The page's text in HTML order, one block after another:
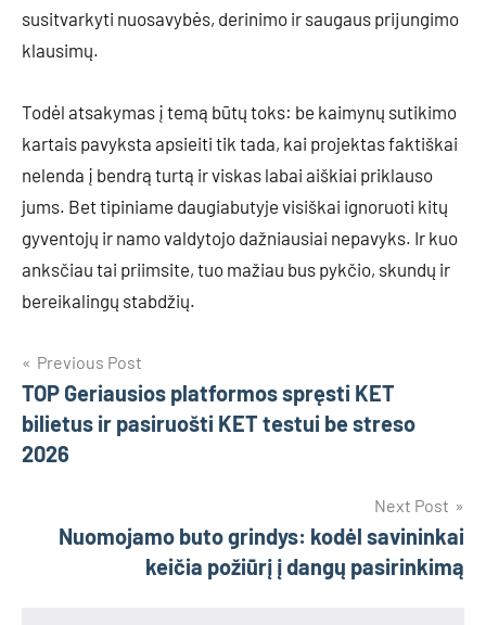
susitvarkyti nuosavybės, derinimo ir saugaus prijungimo
klausimų.
Todėl atsakymas į temą būtų toks: be kaimynų sutikimo
kartais pavyksta apsieiti tik tada, kai projektas faktiškai
nelenda į bendrą turtą ir viskas labai aiškiai priklauso
jums. Bet tipiniame daugiabutyje visiškai ignoruoti kitų
gyventojų ir namo valdytojo dažniausiai nepavyks. Ir kuo
anksčiau tai priimsite, tuo mažiau bus pykčio, skundų ir
bereikalingų stabdžių.
Navigacija
tarp
įrašų
Previous Post
TOP Geriausios platformos spręsti KET
bilietus ir pasiruošti KET testui be streso
2026
Next Post
Nuomojamo buto grindys: kodėl savininkai
keičia požiūrį į dangų pasirinkimą